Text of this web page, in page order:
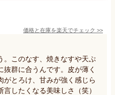
価格と在庫を楽天でチェック >>
。このなす、焼きなすや天ぷ
群に合うんです。皮が薄く
がとろけ、甘みが強く感じら
したくなる美味しさ（笑）